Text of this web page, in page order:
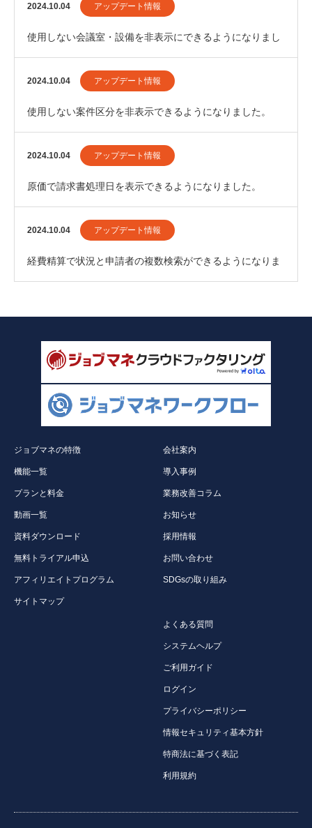
2024.10.04 アップデート情報
使用しない会議室・設備を非表示にできるようになりまし
た。
2024.10.04 アップデート情報
使用しない案件区分を非表示できるようになりました。
2024.10.04 アップデート情報
原価で請求書処理日を表示できるようになりました。
2024.10.04 アップデート情報
経費精算で状況と申請者の複数検索ができるようになりま
ジョブマネの特徴
機能一覧
プランと料金
動画一覧
資料ダウンロード
無料トライアル申込
アフィリエイトプログラム
サイトマップ
会社案内
導入事例
業務改善コラム
お知らせ
採用情報
お問い合わせ
SDGsの取り組み
よくある質問
システムヘルプ
ご利用ガイド
ログイン
プライバシーポリシー
情報セキュリティ基本方針
特商法に基づく表記
利用規約